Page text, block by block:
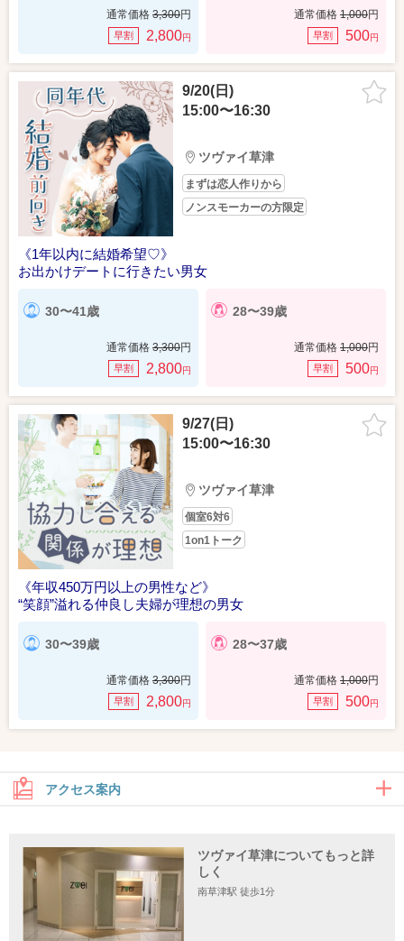
通常価格 3,300円
早割 2,800円
通常価格 1,000円
早割 500円
9/20(日)
15:00〜16:30
ツヴァイ草津
まずは恋人作りから
ノンスモーカーの方限定
《1年以内に結婚希望♡》
お出かけデートに行きたい男女
30〜41歳
通常価格 3,300円
早割 2,800円
28〜39歳
通常価格 1,000円
早割 500円
9/27(日)
15:00〜16:30
ツヴァイ草津
個室6対6
1on1トーク
《年収450万円以上の男性など》
“笑顔”溢れる仲良し夫婦が理想の男女
30〜39歳
通常価格 3,300円
早割 2,800円
28〜37歳
通常価格 1,000円
早割 500円
アクセス案内
住所
〒525-0059 滋賀県草津市野路一丁目15-5 フェリエ南草津4階
ツヴァイ草津についてもっと詳
しく
南草津駅 徒歩1分